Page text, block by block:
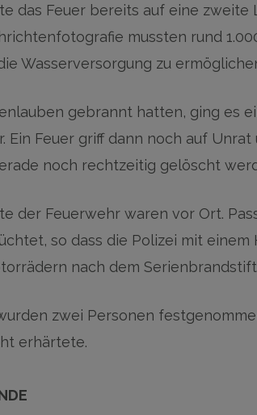
das Feuer bereits auf eine zweite
mussten rund
Wasserversorgung zu
gebrannt hatten, ging es
Ein Feuer griff dann noch auf
noch rechtzeitig gelöscht
der Feuerwehr waren vor Ort.
so dass die Polizei mit einem
nach dem
zwei Personen
erhärtete.